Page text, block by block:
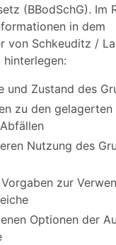
(BBodSchG). Im
in dem
von Schkeuditz /
hinterlegen:
und Zustand des
zu den gelagerten
Nutzung des
zur
Optionen der